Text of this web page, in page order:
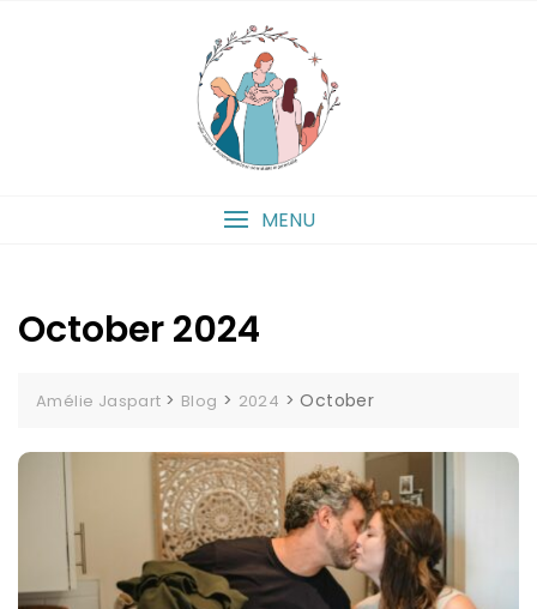
MENU
October 2024
Amélie Jaspart > Blog > 2024 >October